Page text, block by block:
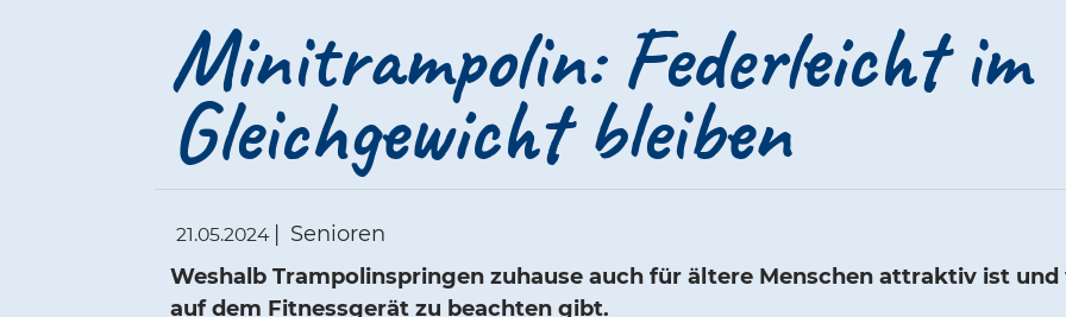
Minitrampolin: Federleicht im
Gleichgewicht bleiben
21.05.2024
Senioren
Weshalb Trampolinspringen zuhause auch für ältere Menschen attraktiv ist
auf dem Fitnessgerät zu beachten gibt.